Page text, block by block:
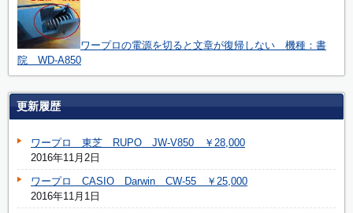
ワープロの電源を切ると文章が復帰しない 機種：書
院 WD-A850
更新履歴
ワープロ 東芝 RUPO JW-V850 ￥28,000
2016年11月2日
ワープロ CASIO Darwin CW-55 ￥25,000
2016年11月1日